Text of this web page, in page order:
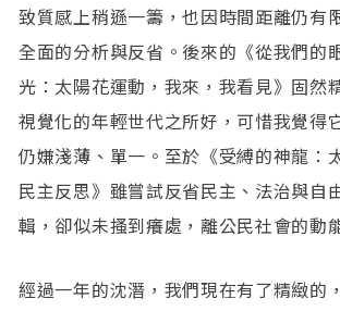
致質感上稍遜一籌，也因時間距離仍有
全面的分析與反省。後來的《從我們的
光：太陽花運動，我來，我看見》固然
視覺化的年輕世代之所好，可惜我覺得
仍嫌淺薄、單一。至於《受縛的神龍：
民主反思》雖嘗試反省民主、法治與自
輯，卻似未搔到癢處，離公民社會的動
經過一年的沈潛，我們現在有了精緻的